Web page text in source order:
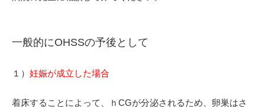
一般的にOHSSの予後として
１） 妊娠が成立した場合
着床することによって、ｈCGが分泌されるため、卵巣はさ